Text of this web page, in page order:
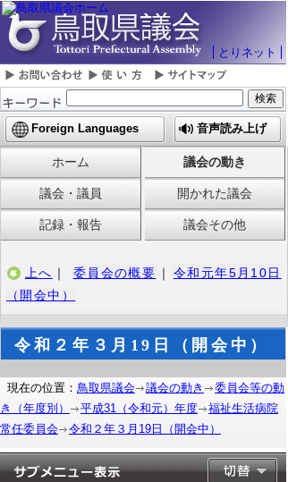
とりネット
Foreign Languages 音声読み上げ
ホーム 議会の動き
議会・議員 開かれた議会
記録・報告 議会その他
上へ ｜ 委員会の概要 ｜
令和元年5月10日
（開会中）
令和２年３月19日（開会中）
現在の位置： 鳥取県議会 議会の動き
委員会等の動
き（年度別）
平成31（令和元）年度
福祉生活病院
常任委員会
令和２年３月19日（開会中）